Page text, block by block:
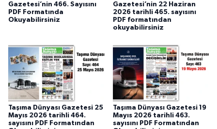
Gazetesi’nin 466. Sayısını
PDF Formatında
Okuyabilirsiniz
Gazetesi’nin 22 Haziran
2026 tarihli 465. sayısını
PDF formatından
okuyabilirsiniz
Taşıma Dünyası Gazetesi 25
Mayıs 2026 tarihli 464.
sayısını PDF Formatından
Taşıma Dünyası Gazetesi 19
Mayıs 2026 tarihli 463.
sayısını PDF Formatından